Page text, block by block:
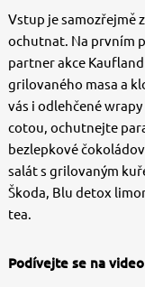
Vstup je samozřejmě
ochutnat. Na prvním
partner akce
grilovaného masa a
vás i odlehčené
cotou, ochutnejte
bezlepkové
salát s grilovaným
Škoda, Blu detox
tea.
Podívejte se na